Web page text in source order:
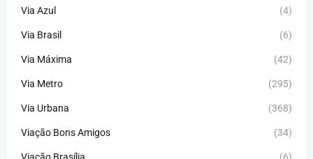
Via Azul (4)
Via Brasil (6)
Via Máxima (42)
Via Metro (295)
Via Urbana (368)
Viação Bons Amigos (34)